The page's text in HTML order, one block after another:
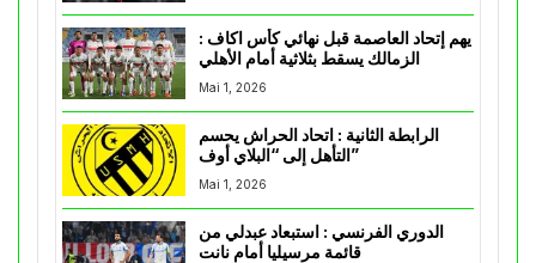
يهم إتحاد العاصمة قبل نهائي كأس اكاف :
Mai 1, 2026
الرابطة الثانية : اتحاد الحراش يحسم
التأهل إلى “البلاي أوف”
Mai 1, 2026
الدوري الفرنسي : استبعاد عبدلي من
قائمة مرسيليا أمام نانت